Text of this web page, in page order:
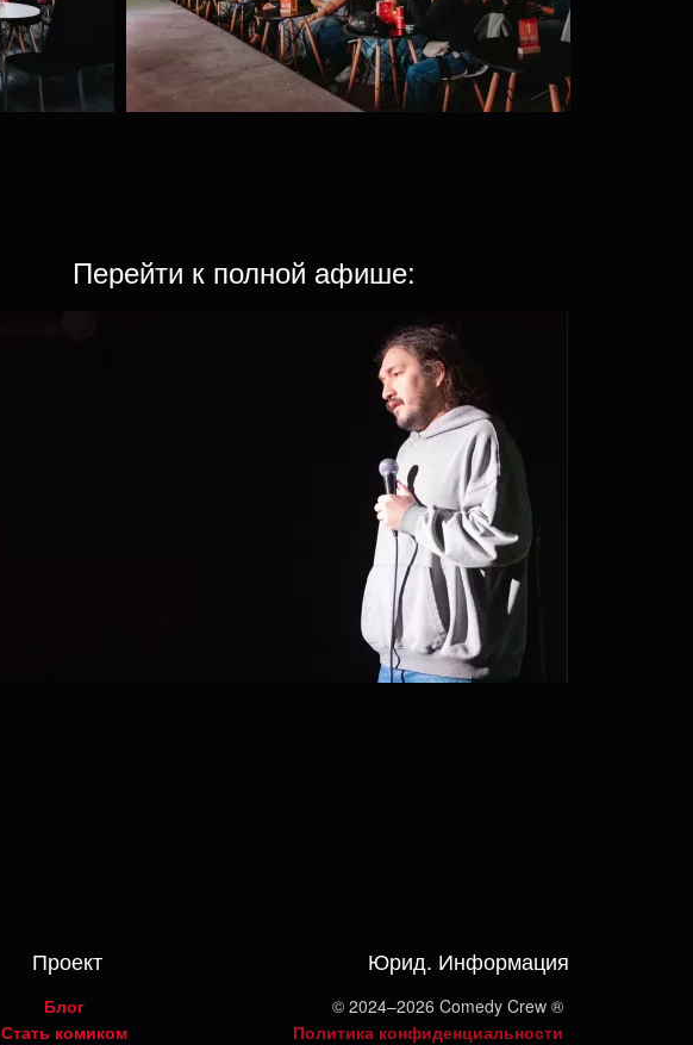
Перейти к полной афише:
Проект
Блог
Стать комиком
Юрид. Информация
© 2024–2026 Comedy Crew ®
Политика конфиденциальности